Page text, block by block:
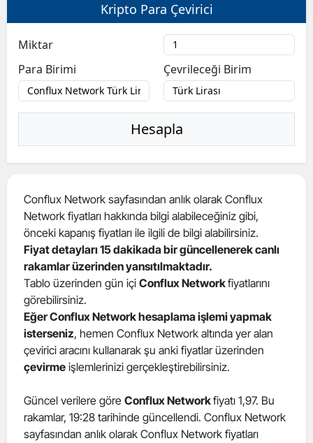
Kripto Para Çevirici
Miktar
Para Birimi
Çevrileceği Birim
Hesapla
Conflux Network sayfasından anlık olarak Conflux
Network fiyatları hakkında bilgi alabileceğiniz gibi,
önceki kapanış fiyatları ile ilgili de bilgi alabilirsiniz.
Fiyat detayları 15 dakikada bir güncellenerek canlı
rakamlar üzerinden yansıtılmaktadır.
Tablo üzerinden gün içi Conflux Networkfiyatlarını
görebilirsiniz.
Eğer Conflux Network hesaplama işlemi yapmak
isterseniz, hemen Conflux Network altında yer alan
çevirici aracını kullanarak şu anki fiyatlar üzerinden
çevirme işlemlerinizi gerçekleştirebilirsiniz.
Güncel verilere göre Conflux Networkfiyatı 1,97. Bu
rakamlar, 19:28 tarihinde güncellendi. Conflux Network
sayfasından anlık olarak Conflux Network fiyatları